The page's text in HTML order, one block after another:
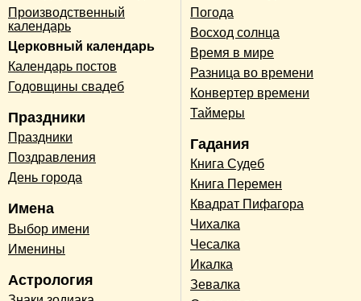
Производственный
календарь
Церковный календарь
Календарь постов
Годовщины свадеб
Праздники
Праздники
Поздравления
День города
Имена
Выбор имени
Именины
Астрология
Погода
Восход солнца
Время в мире
Разница во времени
Конвертер времени
Таймеры
Гадания
Книга Судеб
Книга Перемен
Квадрат Пифагора
Чихалка
Чесалка
Икалка
Зевалка